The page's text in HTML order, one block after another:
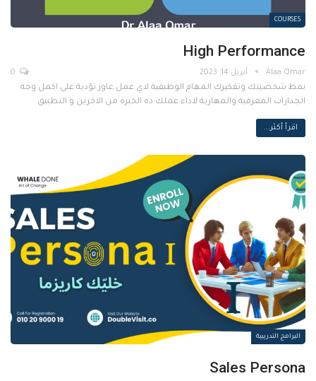
COURSES
High Performance
أبريل 14, 2023
نمط شخصيتك وتفكيرك المهام الوظيفية لاي عمل عاوز تؤدية على اكمل وجه
الجدارات المعرفية والمهارية لاداء عملك ده الخبرة من الاخرين و التطبيق
اقرأ أكثر...
البرامج التدريبية
Sales Persona